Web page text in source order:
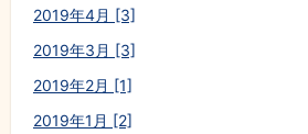
2019年4月 [3]
2019年3月 [3]
2019年2月 [1]
2019年1月 [2]